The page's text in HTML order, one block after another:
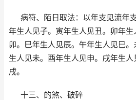
病符、陌日取法：以年支见流年
年生人见子。寅年生人见丑。卯年
卯。巳年生人见辰。午年生人见巳
生人见未。酉年生人见申。戌年生
戌。
十三、的煞、破碎